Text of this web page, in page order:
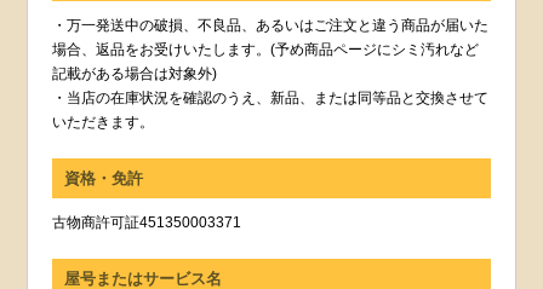
・万一発送中の破損、不良品、あるいはご注文と違う商品が届いた
場合、返品をお受けいたします。(予め商品ページにシミ汚れなど
記載がある場合は対象外)
・当店の在庫状況を確認のうえ、新品、または同等品と交換させて
いただきます。
資格・免許
古物商許可証451350003371
屋号またはサービス名